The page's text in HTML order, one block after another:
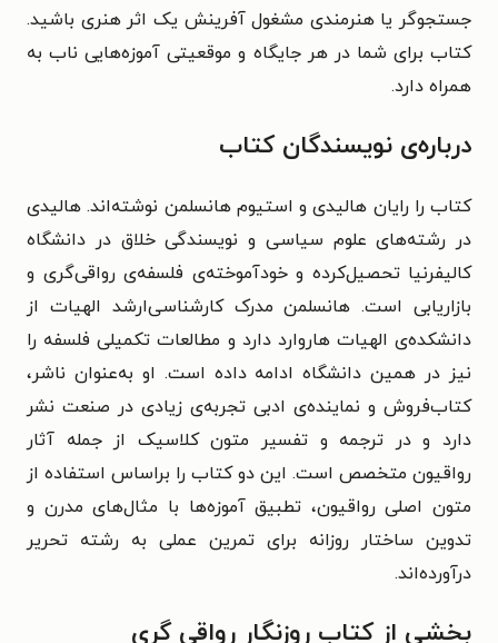
جستجوگر یا هنرمندی مشغول آفرینش یک اثر هنری باشید.
کتاب برای شما در هر جایگاه و موقعیتی آموزه‌هایی ناب به
همراه دارد.
درباره‌ی نویسندگان کتاب
کتاب را رایان هالیدی و استیوم هانسلمن نوشته‌اند. هالیدی
در رشته‌های علوم سیاسی و نویسندگی خلاق در دانشگاه
کالیفرنیا تحصیل‌کرده و خودآموخته‌ی فلسفه‌ی رواقی‌گری و
بازاریابی است. هانسلمن مدرک کارشناسی‌ارشد الهیات از
دانشکده‌ی الهیات هاروارد دارد و مطالعات تکمیلی فلسفه را
نیز در همین دانشگاه ادامه داده است. او به‌عنوان ناشر،
کتاب‌فروش و نماینده‌ی ادبی تجربه‌ی زیادی در صنعت نشر
دارد و در ترجمه و تفسیر متون کلاسیک از جمله آثار
رواقیون متخصص است. این دو کتاب را براساس استفاده از
متون اصلی رواقیون، تطبیق آموزه‌ها با مثال‌های مدرن و
تدوین ساختار روزانه برای تمرین عملی به رشته تحریر
درآورده‌اند.
بخشی از کتاب روزنگار رواقی گری